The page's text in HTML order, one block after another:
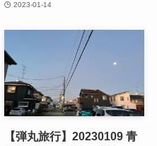
2023-01-14
【弾丸旅行】20230109 青